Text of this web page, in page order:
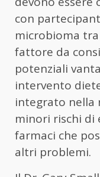
con
microbioma
fattore da
potenziali
intervento
integrato nella
minori rischi
farmaci che
altri problemi.